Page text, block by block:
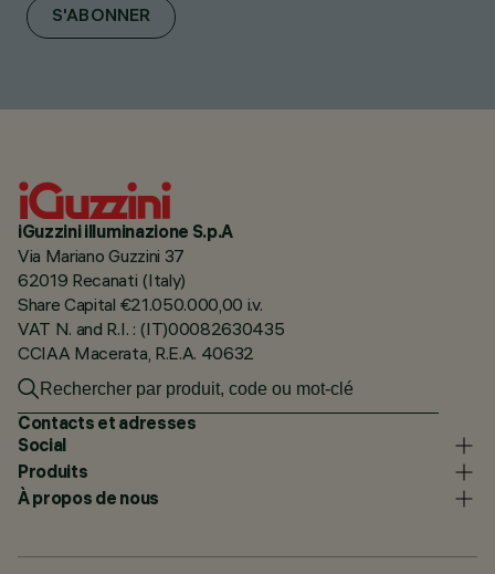
S'ABONNER
iGuzzini illuminazione S.p.A
Via Mariano Guzzini 37
62019 Recanati (Italy)
Share Capital €21.050.000,00 i.v.
VAT N. and R.I. : (IT)00082630435
CCIAA Macerata, R.E.A. 40632
Contacts et adresses
Social
Produits
À propos de nous